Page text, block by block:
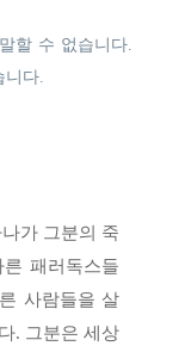
할 수 없습니다.
니다.
가 그분의 죽
패러독스들
사람들을 살
. 그분은 세상